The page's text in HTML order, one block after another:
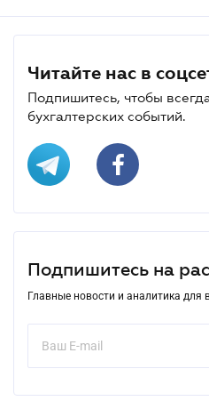
Читайте нас в
Подпишитесь, чтобы
бухгалтерских событий.
Подпишитесь на
Главные новости и аналитика для